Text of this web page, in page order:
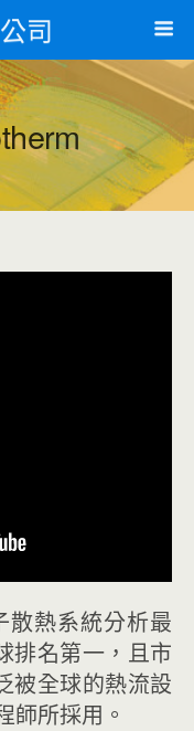
司
散熱系統分析最
排名第一，且市
被全球的熱流設
師所採用。